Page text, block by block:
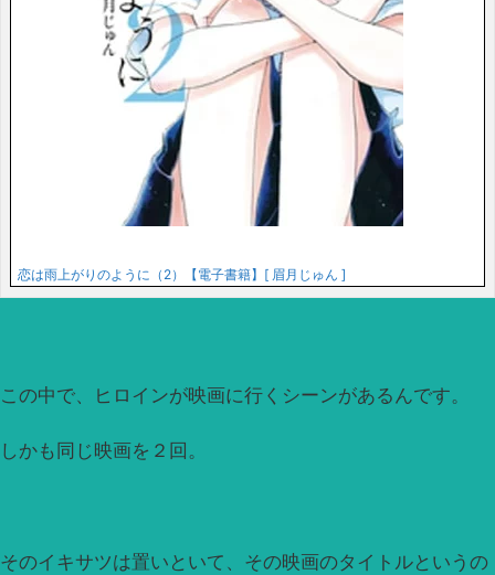
恋は雨上がりのように（2）【電子書籍】[ 眉月じゅん ]
この中で、ヒロインが映画に行くシーンがあるんです。
しかも同じ映画を２回。
そのイキサツは置いといて、その映画のタイトルというの